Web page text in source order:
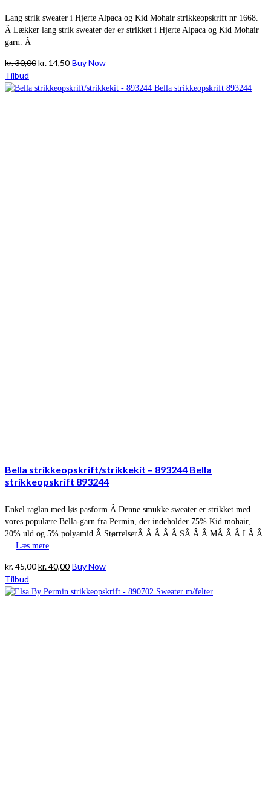
Lang strik sweater i Hjerte Alpaca og Kid Mohair strikkeopskrift nr 1668.
Â Lækker lang strik sweater der er strikket i Hjerte Alpaca og Kid Mohair
garn. Â
kr.30,00Den
pris
kr. 14,50Den
pris
Buy Now
Tilbud
Bella strikkeopskrift/strikkekit – 893244 Bella
strikkeopskrift 893244
Enkel raglan med løs pasform Â Denne smukke sweater er strikket med
vores populære Bella-garn fra Permin, der indeholder 75% Kid mohair,
20% uld og 5% polyamid.Â StørrelserÂ Â Â Â Â SÂ Â Â MÂ Â Â LÂ Â
… Læs mere
kr.45,00Den
pris
kr.40,00Den
pris
Buy Now
Tilbud